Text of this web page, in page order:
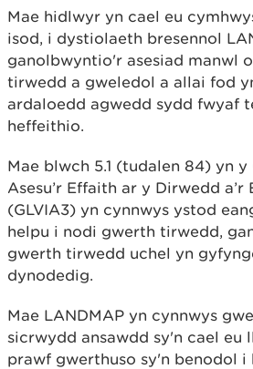
Mae hidlwyr yn cael eu
isod, i dystiolaeth bresennol
ganolbwyntio'r asesiad manwl
tirwedd a gweledol a allai fod
ardaloedd agwedd sydd fwyaf
heffeithio.
Mae blwch 5.1 (tudalen 84) yn
Asesu’r Effaith ar y Dirwedd
(GLVIA3) yn cynnwys ystod
helpu i nodi gwerth tirwedd,
gwerth tirwedd uchel yn
dynodedig.
Mae LANDMAP yn cynnwys
sicrwydd ansawdd sy'n cael eu
prawf gwerthuso sy'n benodol i